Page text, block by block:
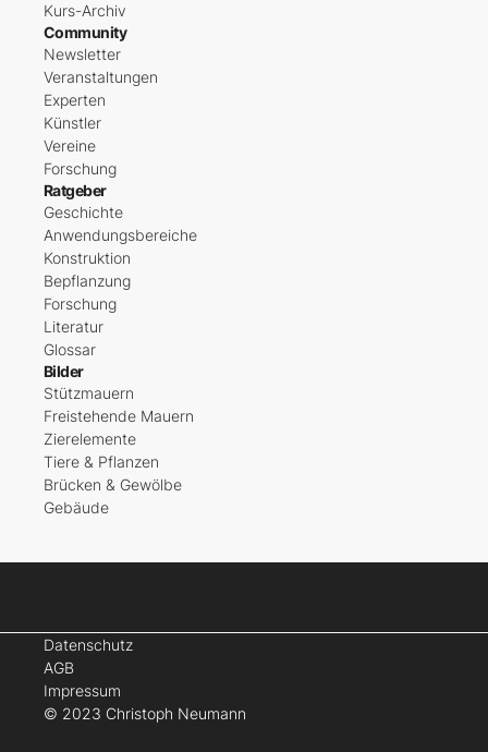
Kurs-Archiv
Community
Newsletter
Veranstaltungen
Experten
Künstler
Vereine
Forschung
Ratgeber
Geschichte
Anwendungsbereiche
Konstruktion
Bepflanzung
Forschung
Literatur
Glossar
Bilder
Stützmauern
Freistehende Mauern
Zierelemente
Tiere & Pflanzen
Brücken & Gewölbe
Gebäude
Datenschutz
AGB
Impressum
© 2023 Christoph Neumann